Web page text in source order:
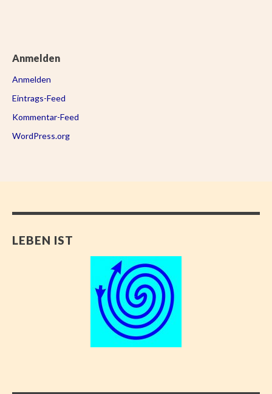
Anmelden
Anmelden
Eintrags-Feed
Kommentar-Feed
WordPress.org
LEBEN IST